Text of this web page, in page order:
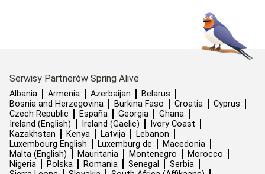
Serwisy Partnerów Spring Alive
Albania Armenia Azerbaijan
Belarus
Bosnia and Herzegovina
Burkina Faso Croatia
Cyprus
Czech Republic
España Georgia
Ghana
Ireland (English)
Ireland (Gaelic)
Ivory Coast
Kazakhstan
Kenya Latvija
Lebanon
Luxembourg English
Luxemburg de
Macedonia
Malta (English)
Mauritania Montenegro
Morocco
Nigeria
Polska Romania Senegal
Serbia